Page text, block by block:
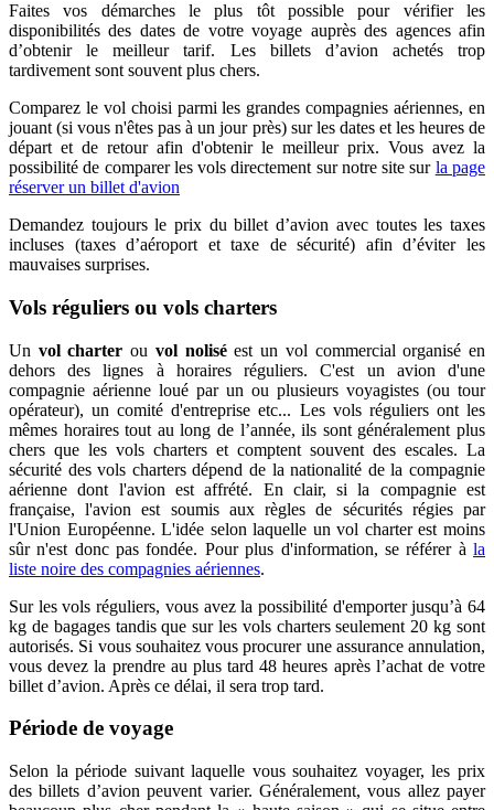
Faites vos démarches le plus tôt possible pour vérifier les
disponibilités des dates de votre voyage auprès des agences afin
d’obtenir le meilleur tarif. Les billets d’avion achetés trop
tardivement sont souvent plus chers.
Comparez le vol choisi parmi les grandes compagnies aériennes, en
jouant (si vous n'êtes pas à un jour près) sur les dates et les heures de
départ et de retour afin d'obtenir le meilleur prix. Vous avez la
possibilité de comparer les vols directement sur notre site sur la page
réserver un billet d'avion
Demandez toujours le prix du billet d’avion avec toutes les taxes
incluses (taxes d’aéroport et taxe de sécurité) afin d’éviter les
mauvaises surprises.
Vols réguliers ou vols charters
Un vol charter ou vol noliséest un vol commercial organisé en
dehors des lignes à horaires réguliers. C'est un avion d'une
compagnie aérienne loué par un ou plusieurs voyagistes (ou tour
opérateur), un comité d'entreprise etc... Les vols réguliers ont les
mêmes horaires tout au long de l’année, ils sont généralement plus
chers que les vols charters et comptent souvent des escales. La
sécurité des vols charters dépend de la nationalité de la compagnie
aérienne dont l'avion est affrété. En clair, si la compagnie est
française, l'avion est soumis aux règles de sécurités régies par
l'Union Européenne. L'idée selon laquelle un vol charter est moins
sûr n'est donc pas fondée. Pour plus d'information, se référer à la
liste noire des compagnies aériennes.
Sur les vols réguliers, vous avez la possibilité d'emporter jusqu’à 64
kg de bagages tandis que sur les vols charters seulement 20 kg sont
autorisés. Si vous souhaitez vous procurer une assurance annulation,
vous devez la prendre au plus tard 48 heures après l’achat de votre
billet d’avion. Après ce délai, il sera trop tard.
Période de voyage
Selon la période suivant laquelle vous souhaitez voyager, les prix
des billets d’avion peuvent varier. Généralement, vous allez payer